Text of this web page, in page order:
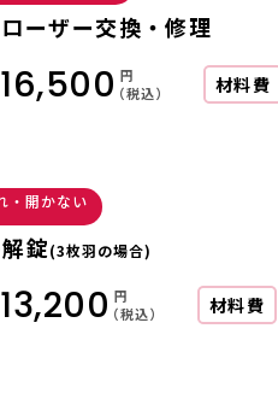
ーザー交換・修理
16,500 円
（税込）
材料費
・開かない
錠(3枚羽の場合)
13,200 円
（税込）
材料費